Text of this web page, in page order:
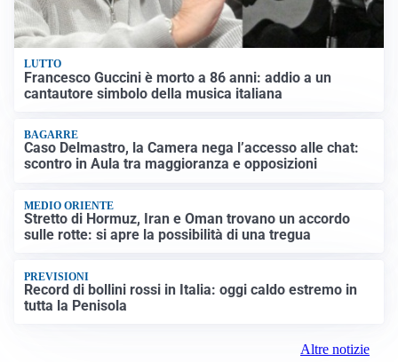
LUTTO
Francesco Guccini è morto a 86 anni: addio a un
cantautore simbolo della musica italiana
BAGARRE
Caso Delmastro, la Camera nega l’accesso alle chat:
scontro in Aula tra maggioranza e opposizioni
MEDIO ORIENTE
Stretto di Hormuz, Iran e Oman trovano un accordo
sulle rotte: si apre la possibilità di una tregua
PREVISIONI
Record di bollini rossi in Italia: oggi caldo estremo in
tutta la Penisola
Altre notizie